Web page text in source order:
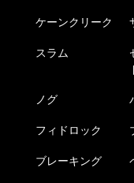
ケーンクリーク
スラム
ノグ
フィドロック
ブレーキング